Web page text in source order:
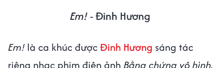
Em! -Đinh Hương
Em! là ca khúc được Đinh Hương sáng tác
riêng nhạc phim điện ảnh Bằng chứng vô hình.